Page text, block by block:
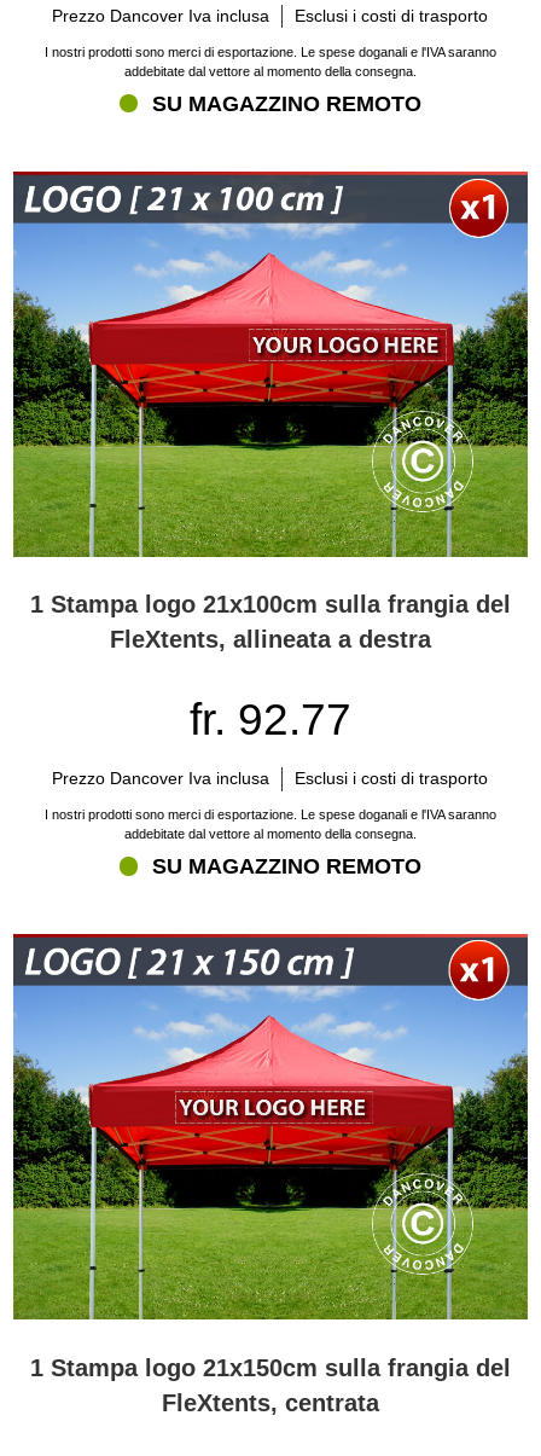
Prezzo Dancover Iva inclusa Esclusi i costi di trasporto
I nostri prodotti sono merci di esportazione. Le spese doganali e l'IVA saranno
addebitate dal vettore al momento della consegna.
SU MAGAZZINO REMOTO
1 Stampa logo 21x100cm sulla frangia del
FleXtents, allineata a destra
fr. 92.77
Prezzo Dancover Iva inclusa Esclusi i costi di trasporto
I nostri prodotti sono merci di esportazione. Le spese doganali e l'IVA saranno
addebitate dal vettore al momento della consegna.
SU MAGAZZINO REMOTO
1 Stampa logo 21x150cm sulla frangia del
FleXtents, centrata